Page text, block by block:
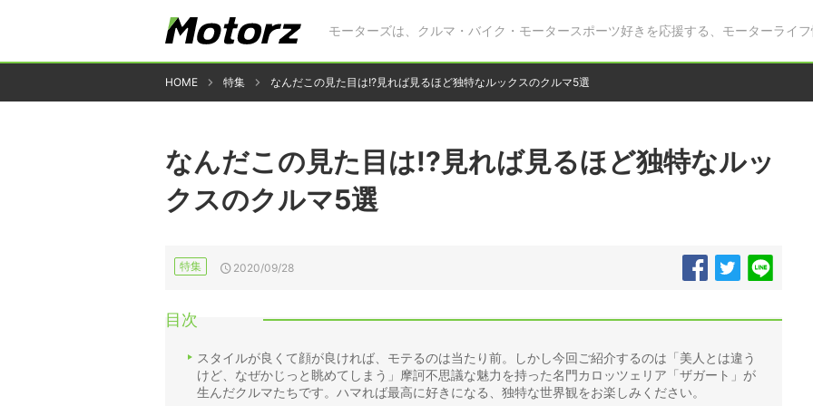
モーターズは、クルマ・バイク・モータースポーツ好きを応援する、モーターライフ
HOME 特集 なんだこの見た目は!?見れば見るほど独特なルックスのクルマ5選
なんだこの見た目は!?見れば見るほど独特なルッ
クスのクルマ5選
特集 2020/09/28
目次
スタイルが良くて顔が良ければ、モテるのは当たり前。しかし今回ご紹介するのは「美人とは違う
けど、なぜかじっと眺めてしまう」摩訶不思議な魅力を持った名門カロッツェリア「ザガート」が
生んだクルマたちです。ハマれば最高に好きになる、独特な世界観をお楽しみください。